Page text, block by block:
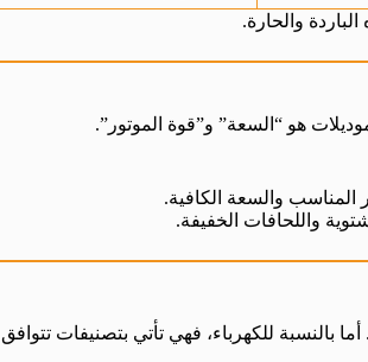
والحارة.
هو “السعة” و”قوة الموتور”.
بالنسبة للكهرباء، فهي تأتي بتصنيفات تتوافق